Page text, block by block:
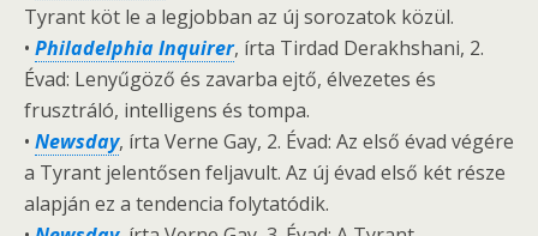
Tyrant köt le a legjobban az új sorozatok közül.
• Philadelphia Inquirer, írta Tirdad Derakhshani, 2.
Évad: Lenyűgöző és zavarba ejtő, élvezetes és
frusztráló, intelligens és tompa.
• Newsday, írta Verne Gay, 2. Évad: Az első évad végére
a Tyrant jelentősen feljavult. Az új évad első két része
alapján ez a tendencia folytatódik.